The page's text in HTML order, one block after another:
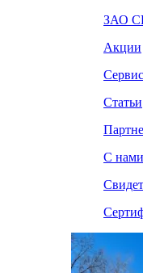
ЗАО
Акции
Сервис
Статьи
С